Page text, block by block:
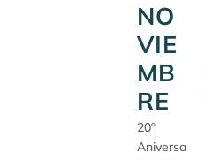
NO
VIE
MB
RE
20º
Aniversa